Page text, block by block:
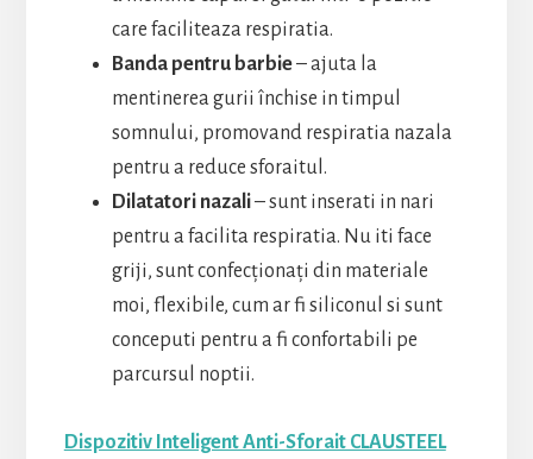
care faciliteaza respiratia.
Banda pentru barbie– ajuta la
mentinerea gurii închise in timpul
somnului, promovand respiratia nazala
pentru a reduce sforaitul.
Dilatatori nazali– sunt inserati in nari
pentru a facilita respiratia. Nu iti face
griji, sunt confecționați din materiale
moi, flexibile, cum ar fi siliconul si sunt
conceputi pentru a fi confortabili pe
parcursul noptii.
Dispozitiv Inteligent Anti-Sforait CLAUSTEEL